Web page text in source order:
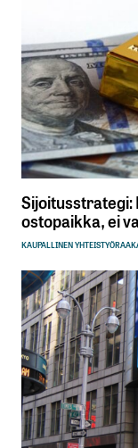
Sijoitusstrategi:
ostopaikka, ei
KAUPALLINEN YHTEISTYÖ